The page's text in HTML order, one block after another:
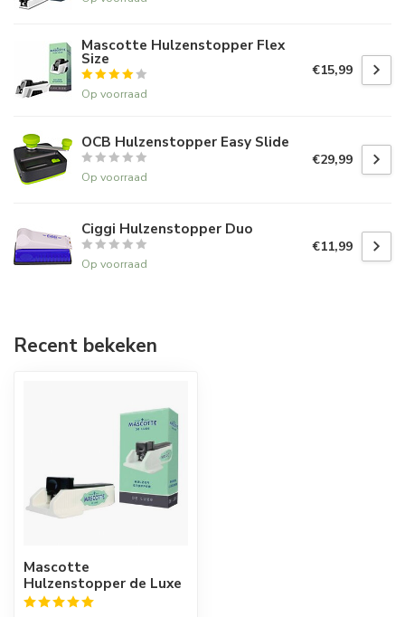
Mascotte Hulzenstopper Flex
Size
Op voorraad
€15,99
OCB Hulzenstopper Easy Slide
Op voorraad
€29,99
Ciggi Hulzenstopper Duo
Op voorraad
€11,99
Recent bekeken
Mascotte
Hulzenstopper de Luxe